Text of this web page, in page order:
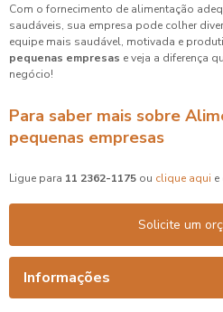
Com o fornecimento de alimentação
saudáveis, sua empresa pode colher
equipe mais saudável, motivada e
pequenas empresas e veja a diferença
negócio!
Para saber mais sobre
pequenas empresas
Ligue para 11 2362-1175 ou clique aqui
Solicite um
Informações